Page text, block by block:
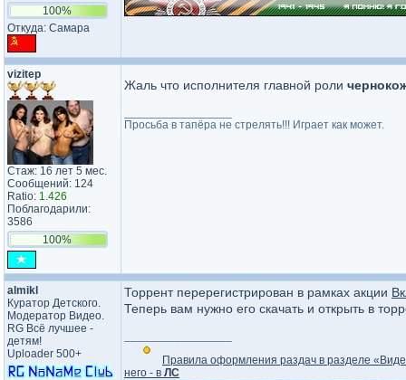
100%
Откуда: Самара
vizitep
Стаж: 16 лет 5 мес.
Сообщений: 124
Ratio: 1.426
Поблагодарили:
3586
100%
Жаль что исполнителя главной роли
Просьба в тапёра не стрелять!!! Играет как может.
almikl
Куратор Детского.
Модератор Видео.
RG Всё лучшее -
детям!
Uploader 500+
Торрент перерегистрирован в рамках акции
Теперь вам нужно его скачать и открыть в
Правила оформления раздач в разделе
него - в ЛС